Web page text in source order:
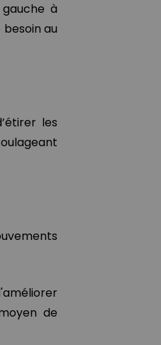
à
au
les
de